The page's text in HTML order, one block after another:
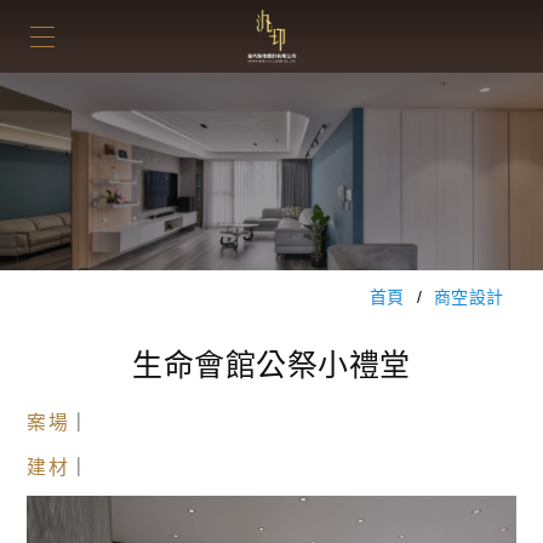
首頁 商空設計
生命會館公祭小禮堂
案場
建材